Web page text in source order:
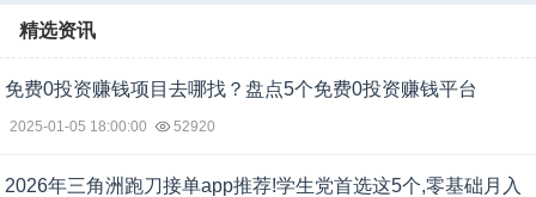
精选资讯
免费0投资赚钱项目去哪找？盘点5个免费0投资赚钱平台
2025-01-05 18:00:00 52920
2026年三角洲跑刀接单app推荐!学生党首选这5个,零基础月入